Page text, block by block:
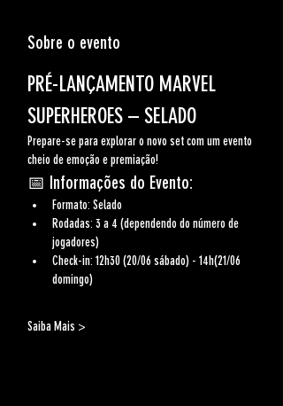
Sobre o evento
PRÉ-LANÇAMENTO MARVEL
SUPERHEROES – SELADO
Prepare-se para explorar o novo set com um evento
cheio de emoção e premiação!
📅 Informações do Evento:
Formato: Selado
Rodadas: 3 a 4 (dependendo do número de
jogadores)
Check-in: 12h30 (20/06 sábado) - 14h(21/06
domingo)
Saiba Mais >